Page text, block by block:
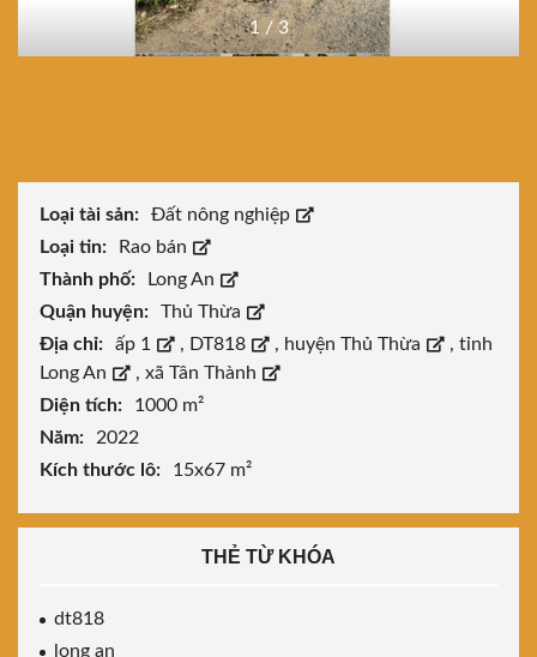
1 /3
Loại tài sản:
Đất nông nghiệp
Loại tin:
Rao bán
Thành phố:
Long An
Quận huyện:
Thủ Thừa
Địa chỉ:
ấp 1 , DT818 , huyện Thủ Thừa , tỉnh
Long An
, xã Tân Thành
Diện tích:
1000 m²
Năm:
2022
Kích thước lô:
15x67 m²
THẺ TỪ KHÓA
dt818
long an